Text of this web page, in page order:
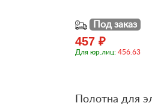
Под заказ
457 ₽
Для юр.лиц: 456.63
Полотна для